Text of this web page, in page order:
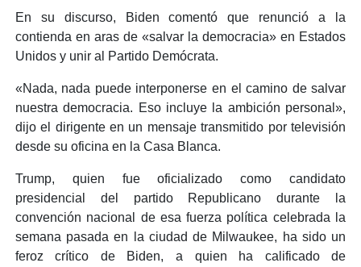
En su discurso, Biden comentó que renunció a la
contienda en aras de «salvar la democracia» en Estados
Unidos y unir al Partido Demócrata.
«Nada, nada puede interponerse en el camino de salvar
nuestra democracia. Eso incluye la ambición personal»,
dijo el dirigente en un mensaje transmitido por televisión
desde su oficina en la Casa Blanca.
Trump, quien fue oficializado como candidato
presidencial del partido Republicano durante la
convención nacional de esa fuerza política celebrada la
semana pasada en la ciudad de Milwaukee, ha sido un
feroz crítico de Biden, a quien ha calificado de